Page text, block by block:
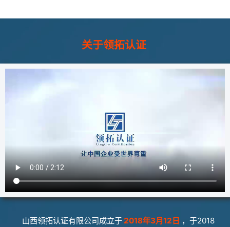
关于领拓认证
山西领拓认证有限公司成立于 2018年3月12日 ，于2018